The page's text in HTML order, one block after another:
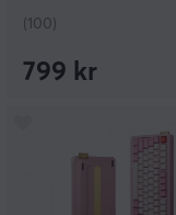
(100)
799 kr